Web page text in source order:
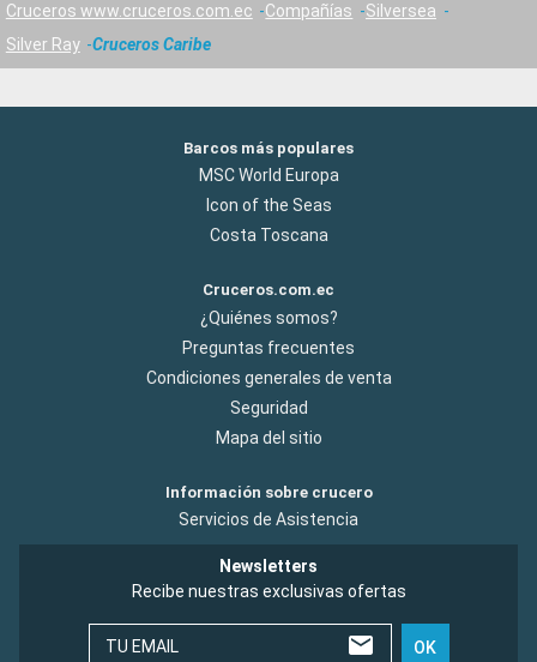
Cruceros www.cruceros.com.ec Compañías
Silversea
Silver Ray
Cruceros Caribe
Barcos más populares
MSC World Europa
Icon of the Seas
Costa Toscana
Cruceros.com.ec
¿Quiénes somos?
Preguntas frecuentes
Condiciones generales de venta
Seguridad
Mapa del sitio
Información sobre crucero
Servicios de Asistencia
Newsletters
Recibe nuestras exclusivas ofertas
TU EMAIL OK